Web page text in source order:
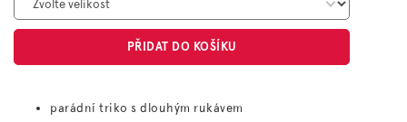
PŘIDAT DO KOŠÍKU
parádní triko s dlouhým rukávem